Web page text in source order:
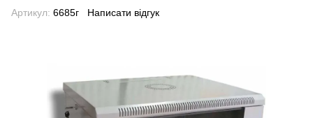
Артикул: 6685г Написати відгук